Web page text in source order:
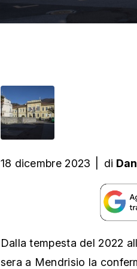
18 dicembre 2023 di
Dalla tempesta del 2022
sera a Mendrisio la